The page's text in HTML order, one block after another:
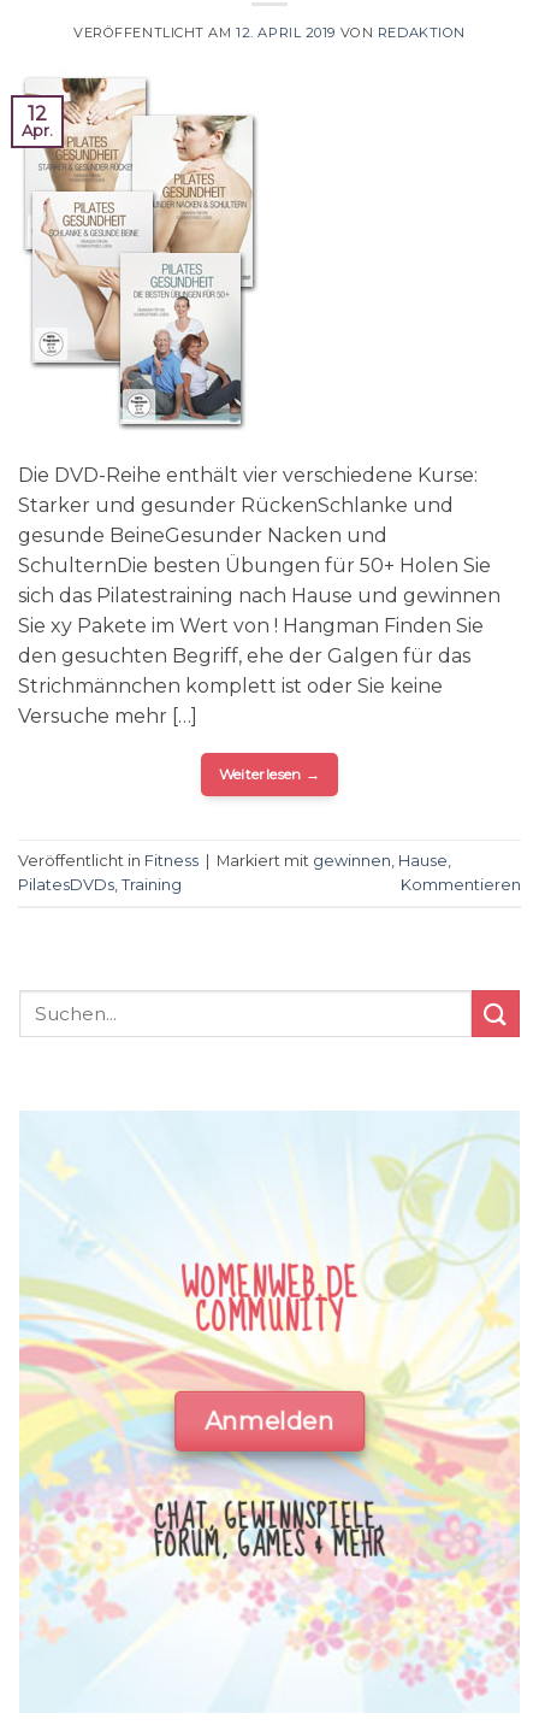
VERÖFFENTLICHT AM12. APRIL 2019 VON REDAKTION
12
Apr.
Die DVD-Reihe enthält vier verschiedene Kurse:
Starker und gesunder RückenSchlanke und
gesunde BeineGesunder Nacken und
SchulternDie besten Übungen für 50+ Holen Sie
sich das Pilatestraining nach Hause und gewinnen
Sie xy Pakete im Wert von ! Hangman Finden Sie
den gesuchten Begriff, ehe der Galgen für das
Strichmännchen komplett ist oder Sie keine
Versuche mehr […]
Weiterlesen →
Veröffentlicht in Fitness | Markiert mit gewinnen Hause
PilatesDVDs Training Kommentieren
WOMENWEB.DE
COMMUNITY
Anmelden
CHAT, GEWINNSPIELE,
FORUM, GAMES & MEHR